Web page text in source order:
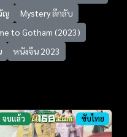
ญ
Mystery ลึกลับ
to Gotham (2023)
หนังจีน 2023
จบแล้ว ซับไทย